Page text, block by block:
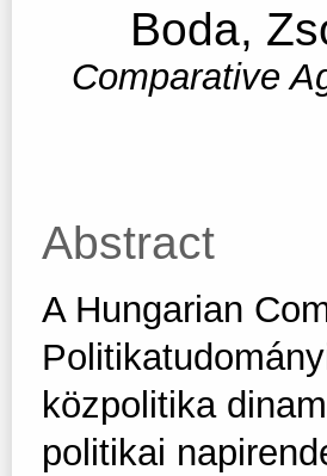
Boda,
Comparative
Abstract
A Hungarian
közpolitika
politikai